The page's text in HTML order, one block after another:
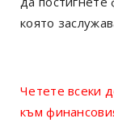
която
Четете всеки
към